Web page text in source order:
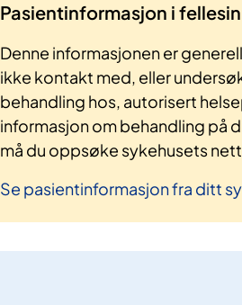
Pasientinformasjon i
Denne informasjonen er
ikke kontakt med, eller
behandling hos, autorisert
informasjon om behandling på
må du oppsøke sykehusets
Se pasientinformasjon fra ditt